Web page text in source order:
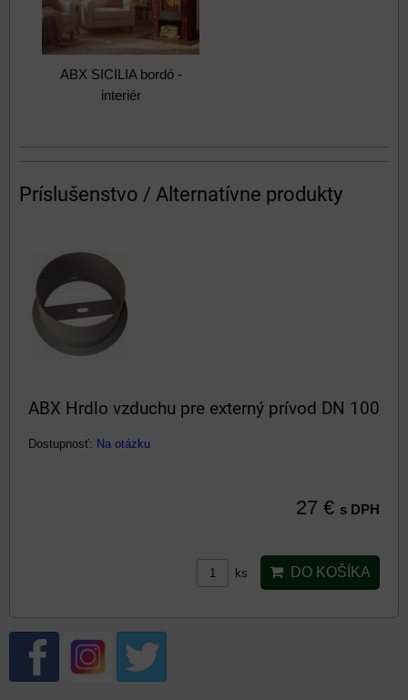
ABX SICILIA bordó -
interiér
Príslušenstvo / Alternatívne produkty
ABX Hrdlo vzduchu pre externý prívod DN 100
Dostupnosť: Na otázku
27 € s DPH
ks DO KOŠÍKA